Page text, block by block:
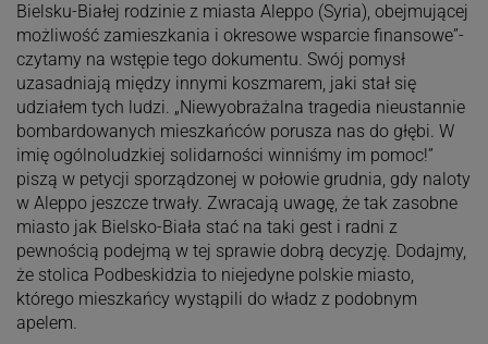
Bielsku-Białej rodzinie z miasta Aleppo (Syria), obejmującej
możliwość zamieszkania i okresowe wsparcie finansowe”-
czytamy na wstępie tego dokumentu. Swój pomysł
uzasadniają między innymi koszmarem, jaki stał się
udziałem tych ludzi. „Niewyobrażalna tragedia nieustannie
bombardowanych mieszkańców porusza nas do głębi. W
imię ogólnoludzkiej solidarności winniśmy im pomoc!”
piszą w petycji sporządzonej w połowie grudnia, gdy naloty
w Aleppo jeszcze trwały. Zwracają uwagę, że tak zasobne
miasto jak Bielsko-Biała stać na taki gest i radni z
pewnością podejmą w tej sprawie dobrą decyzję. Dodajmy,
że stolica Podbeskidzia to niejedyne polskie miasto,
którego mieszkańcy wystąpili do władz z podobnym
apelem.